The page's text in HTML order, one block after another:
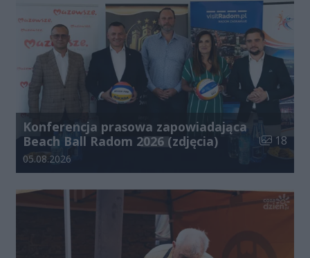
Konferencja prasowa zapowiadająca
Beach Ball Radom 2026 (zdjęcia)
Liczba
18
Data dodania galerii:
05.08.2026